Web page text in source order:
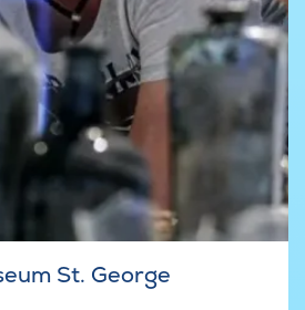
St. George